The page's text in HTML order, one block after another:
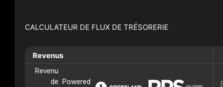
CALCULATEUR DE FLUX DE TRÉSORERIE
Revenus
Revenu
de Powered